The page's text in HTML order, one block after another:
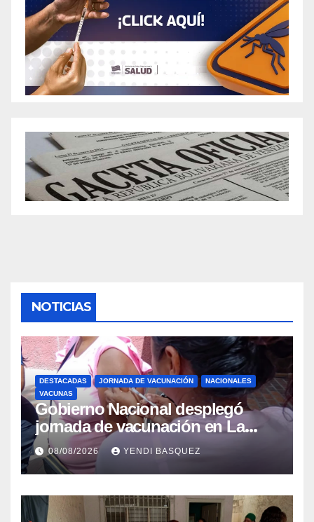
NOTICIAS
DESTACADAS JORNADA DE VACUNACIÓN
NACIONALES
VACUNAS
Gobierno Nacional desplegó
jornada de vacunación en La
Guaira para garantizar protección
epidemiológica
08/08/2026 YENDI BASQUEZ